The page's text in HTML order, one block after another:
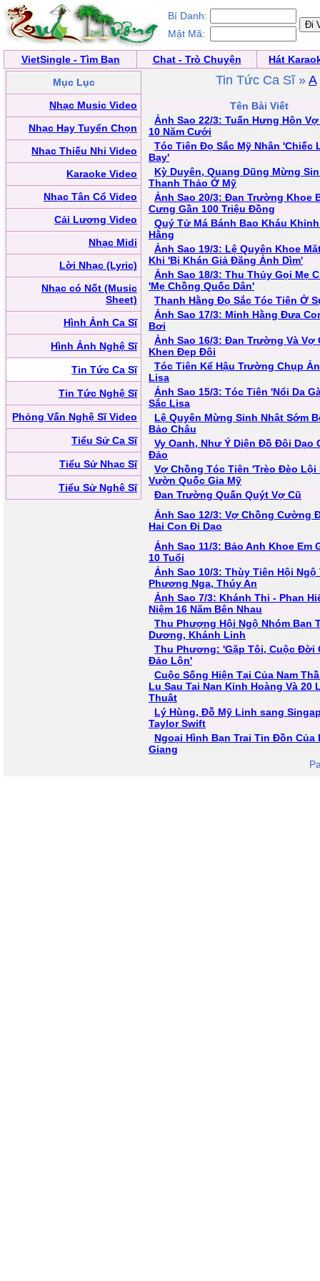
Bí Danh:
Mật Mã:
VietSingle - Tìm Bạn Chat - Trò Chuyện
Hát
Mục Lục
Nhạc Music Video
Nhạc Hay Tuyển Chọn
Nhạc Thiếu Nhi Video
Karaoke Video
Nhạc Tân Cổ Video
Cải Lương Video
Nhạc Midi
Lời Nhạc (Lyric)
Nhạc có Nốt (Music
Sheet)
Hình Ảnh Ca Sĩ
Hình Ảnh Nghệ Sĩ
Tin Tức Ca Sĩ
Tin Tức Nghệ Sĩ
Phỏng Vấn Nghệ Sĩ Video
Tiểu Sử Ca Sĩ
Tiểu Sử Nhạc Sĩ
Tiểu Sử Nghệ Sĩ
Tin Tức Ca Sĩ » A
Tên Bài Viết
Ảnh Sao 22/3: Tuấn Hưng Hôn
10 Năm Cưới
Tóc Tiên Đọ Sắc Mỹ Nhân 'Chiếc
Bay'
Kỳ Duyên, Quang Dũng Mừng
Thanh Thảo Ở Mỹ
Ảnh Sao 20/3: Đan Trường Khoe
Cưng Gần 100 Triệu Đồng
Quý Tử Má Bánh Bao Kháu
Hằng
Ảnh Sao 19/3: Lệ Quyên Khoe
Khi 'Bị Khán Giả Đăng Ảnh Dìm'
Ảnh Sao 18/3: Thu Thủy Gọi Mẹ
'Mẹ Chồng Quốc Dân'
Thanh Hằng Đọ Sắc Tóc Tiên Ở
Ảnh Sao 17/3: Minh Hằng Đưa
Bơi
Ảnh Sao 16/3: Đan Trường Và Vợ
Khen Đẹp Đôi
Tóc Tiên Kể Hậu Trường Chụp
Lisa
Ảnh Sao 15/3: Tóc Tiên 'Nổi Da
Sắc Lisa
Lệ Quyên Mừng Sinh Nhật Sớm
Bảo Châu
Vy Oanh, Như Ý Diện Đồ Đôi Dạo
Đảo
Vợ Chồng Tóc Tiên 'Trèo Đèo Lội
Vườn Quốc Gia Mỹ
Đan Trường Quấn Quýt Vợ Cũ
Ảnh Sao 12/3: Vợ Chồng Cường
Hai Con Đi Dạo
Ảnh Sao 11/3: Bảo Anh Khoe Em
10 Tuổi
Ảnh Sao 10/3: Thùy Tiên Hội Ngộ
Phương Nga, Thúy An
Ảnh Sao 7/3: Khánh Thi - Phan
Niệm 16 Năm Bên Nhau
Thu Phượng Hội Ngộ Nhóm Bạn
Dương, Khánh Linh
Thu Phương: 'Gặp Tôi, Cuộc Đời
Đảo Lộn'
Cuộc Sống Hiện Tại Của Nam
Lu Sau Tai Nạn Kinh Hoàng Và 20
Thuật
Lý Hùng, Đỗ Mỹ Linh sang
Taylor Swift
Ngoại Hình Bạn Trai Tin Đồn Của
Giang